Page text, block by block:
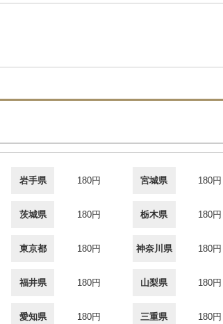
岩手県 180円 宮城県 180円
茨城県 180円 栃木県 180円
東京都 180円 神奈川県 180円
福井県 180円 山梨県 180円
愛知県 180円 三重県 180円